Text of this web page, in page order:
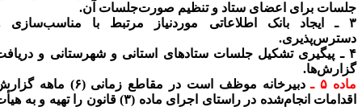
برای اعضای ستاد و تنظیم صورت‌جلسات آن.
۳ ـ ایجاد بانک اطلاعاتی موردنیاز مرتبط با مناسب‌سازی و
۴ ـ پیگیری تشکیل جلسات ستادهای استانی و شهرستانی و دریافت
۵ ـ
دبیرخانه موظف است در مقاطع زمانی (۶) ماهه گزارش
اقدامات انجام‌شده در راستای اجرای ماده (۳) قانون را تهیه و به هیأت